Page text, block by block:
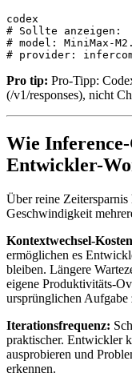
codex
# Sollte anzeigen:
# model: MiniMax-
# provider:
Pro tip: Pro-Tipp:
(/v1/responses), nicht
Wie
Entwickler-
Über reine
Geschwindigkeit
Kontextwechsel-
ermöglichen es
bleiben. Längere
eigene Produktivitäts-
ursprünglichen Aufgabe
Iterationsfrequenz:
praktischer. Entwickler
ausprobieren und
erkennen.